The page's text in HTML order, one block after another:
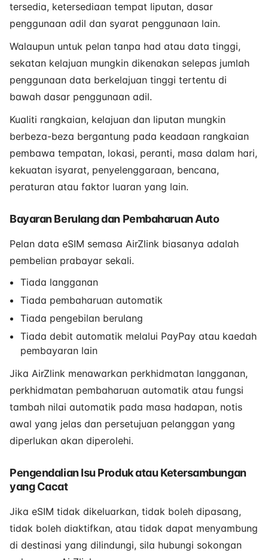
tersedia, ketersediaan tempat liputan, dasar
penggunaan adil dan syarat penggunaan lain.
Walaupun untuk pelan tanpa had atau data tinggi,
sekatan kelajuan mungkin dikenakan selepas jumlah
penggunaan data berkelajuan tinggi tertentu di
bawah dasar penggunaan adil.
Kualiti rangkaian, kelajuan dan liputan mungkin
berbeza-beza bergantung pada keadaan rangkaian
pembawa tempatan, lokasi, peranti, masa dalam hari,
kekuatan isyarat, penyelenggaraan, bencana,
peraturan atau faktor luaran yang lain.
Bayaran Berulang dan Pembaharuan Auto
Pelan data eSIM semasa AirZlink biasanya adalah
pembelian prabayar sekali.
Tiada langganan
Tiada pembaharuan automatik
Tiada pengebilan berulang
Tiada debit automatik melalui PayPay atau kaedah
pembayaran lain
Jika AirZlink menawarkan perkhidmatan langganan,
perkhidmatan pembaharuan automatik atau fungsi
tambah nilai automatik pada masa hadapan, notis
awal yang jelas dan persetujuan pelanggan yang
diperlukan akan diperolehi.
Pengendalian Isu Produk atau Ketersambungan
yang Cacat
Jika eSIM tidak dikeluarkan, tidak boleh dipasang,
tidak boleh diaktifkan, atau tidak dapat menyambung
di destinasi yang dilindungi, sila hubungi sokongan